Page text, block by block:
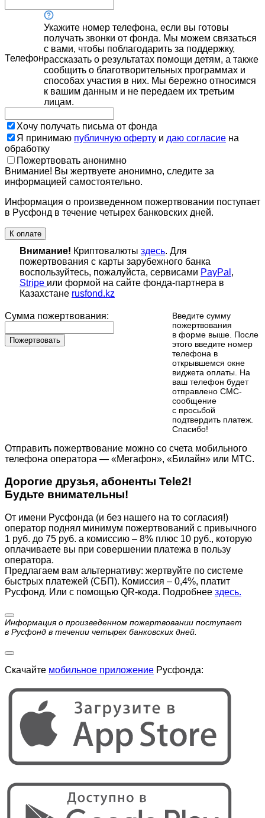
Телефон
Укажите номер телефона, если вы готовы
получать звонки от фонда. Мы можем связаться
с вами, чтобы поблагодарить за поддержку,
рассказать о результатах помощи детям, а также
сообщить о благотворительных программах и
способах участия в них. Мы бережно относимся
к вашим данным и не передаем их третьим
лицам.
Хочу получать письма от фонда
Я принимаю публичную оферту и даю согласие на
обработку
Пожертвовать анонимно
Внимание! Вы жертвуете анонимно, следите за
информацией самостоятельно.
Информация о произведенном пожертвовании поступает
в Русфонд в течение четырех банковских дней.
К оплате
Внимание! Криптовалюты здесь. Для
пожертвования с карты зарубежного банка
воспользуйтесь, пожалуйста, сервисами PayPal ,
Stripe или формой на сайте фонда-партнера в
Казахстане rusfond.kz
Сумма пожертвования:
Пожертвовать
Введите сумму
пожертвования
в форме выше. После
этого введите номер
телефона в
открывшемся окне
виджета оплаты. На
ваш телефон будет
отправлено СМС-
сообщение
с просьбой
подтвердить платеж.
Cпасибо!
Отправить пожертвование можно со счета мобильного
телефона оператора — «Мегафон», «Билайн» или МТС.
Дорогие друзья, абоненты Tele2!
Будьте внимательны!
От имени Русфонда (и без нашего на то согласия!)
оператор поднял минимум пожертвований с привычного
1 руб. до 75 руб. а комиссию – 8% плюс 10 руб., которую
оплачиваете вы при совершении платежа в пользу
оператора.
Предлагаем вам альтернативу: жертвуйте по cистеме
быстрых платежей (СБП). Комиссия – 0,4%, платит
Русфонд. Или с помощью QR-кода. Подробнее здесь.
Информация о произведенном пожертвовании поступает
в Русфонд в течении четырех банковских дней.
Скачайте мобильное приложение Русфонда: